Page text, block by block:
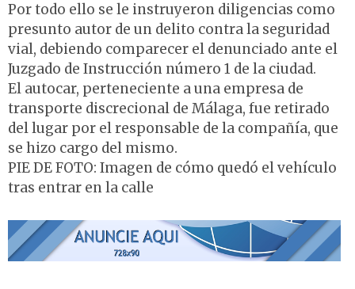
Por todo ello se le instruyeron diligencias como
presunto autor de un delito contra la seguridad
vial, debiendo comparecer el denunciado ante el
Juzgado de Instrucción número 1 de la ciudad.
El autocar, perteneciente a una empresa de
transporte discrecional de Málaga, fue retirado
del lugar por el responsable de la compañía, que
se hizo cargo del mismo.
PIE DE FOTO: Imagen de cómo quedó el vehículo
tras entrar en la calle